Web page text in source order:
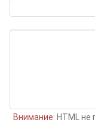
Внимание: HTML